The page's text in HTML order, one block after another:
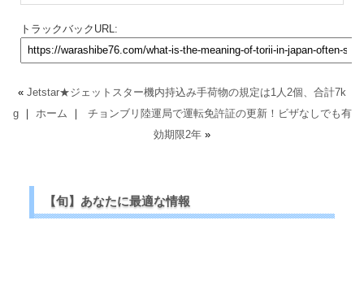
トラックバックURL:
« Jetstar★ジェットスター機内持込み手荷物の規定は1人2個、合計7k
g｜ ホーム ｜ チョンブリ陸運局で運転免許証の更新！ビザなしでも有
効期限2年 »
【旬】あなたに最適な情報